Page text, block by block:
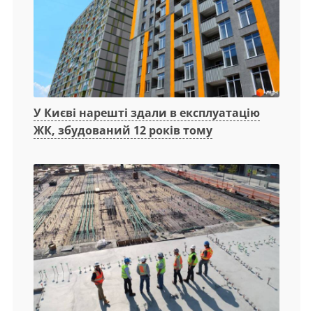
У Києві нарешті здали в експлуатацію
ЖК, збудований 12 років тому